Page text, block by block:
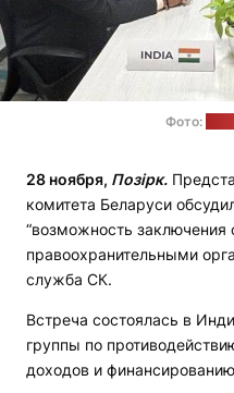
Фото:
28 ноября, Позірк.
комитета Беларуси
“возможность
правоохранительными
служба СК.
Встреча состоялась в
группы по
доходов и